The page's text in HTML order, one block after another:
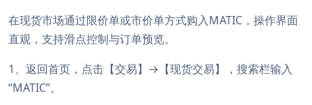
在现货市场通过限价单或市价单方式购入MATIC，操作界面
直观，支持滑点控制与订单预览。
1、返回首页，点击【交易】→【现货交易】，搜索栏输入
“MATIC”。